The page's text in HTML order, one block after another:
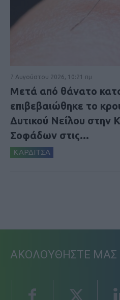
7 Αυγούστου 2026, 10:21 πμ
Μετά από θάνατο
επιβεβαιώθηκε το
Δυτικού Νείλου στην
Σοφάδων στις...
ΚΑΡΔΙΤΣΑ
ΑΚΟΛΟΥΘΗΣΤΕ ΜΑΣ